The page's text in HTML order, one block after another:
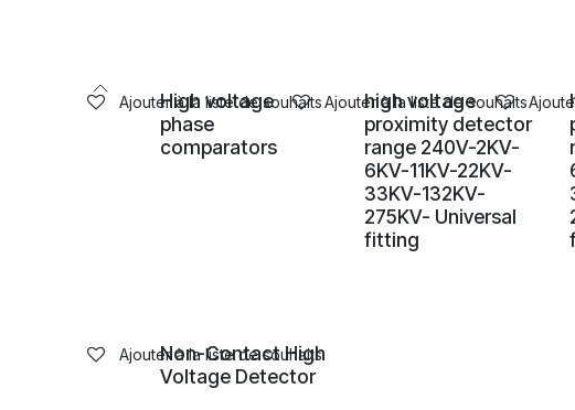
High voltage
phase
comparators
Ajouter à la liste de souhaits
high voltage
proximity detector
range 240V-2KV-
6KV-11KV-22KV-
33KV-132KV-
275KV- Universal
fitting
Ajouter à la liste de souhaits
Non-Contact High
Voltage Detector
Ajouter à la liste de souhaits